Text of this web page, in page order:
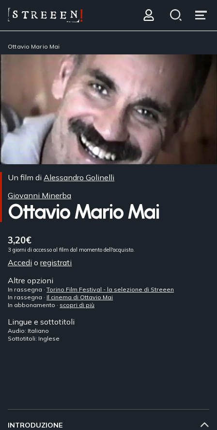
Ottavio Mario Mai
Un film diAlessandro Golinelli
Giovanni Minerba
Ottavio Mario Mai
3,20€
3 giorni di accesso al film dal momento dell'acquisto.
Accedi oregistrati
Altre opzioni
In rassegna ·Torino Film Festival - la selezione di Streeen
In rassegna · Il cinema di Ottavio Mai
In abbonamento · scopri di più
Lingue e sottotitoli
Audio: Italiano
Sottotitoli: Inglese
INTRODUZIONE